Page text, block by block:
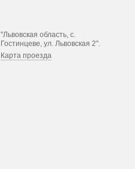
"Львовская область, с.
Гостинцеве, ул. Львовская 2".
Карта проезда